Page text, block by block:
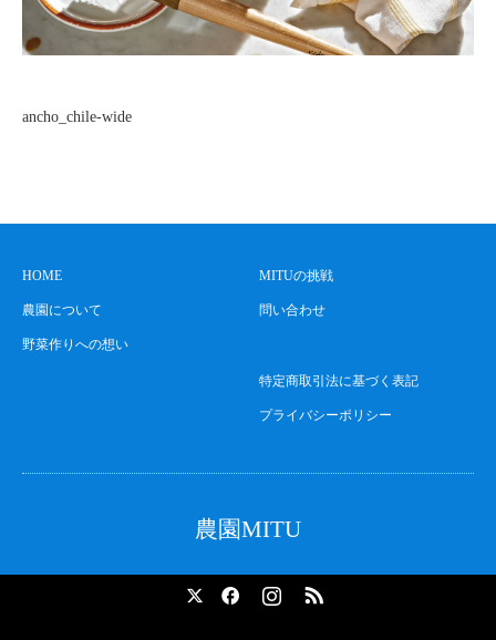
ancho_chile-wide
HOME
農園について
野菜作りへの想い
MITUの挑戦
問い合わせ
特定商取引法に基づく表記
プライバシーポリシー
農園MITU